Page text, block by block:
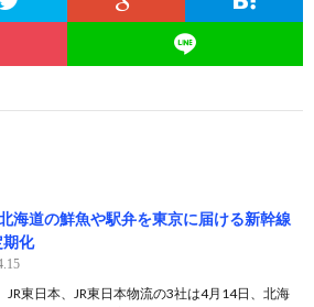
海道の鮮魚や駅弁を東京に届ける新幹線
化
JR東日本、JR東日本物流の3社は4月14日、北海